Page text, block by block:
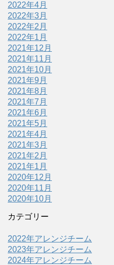
2022年4月
2022年3月
2022年2月
2022年1月
2021年12月
2021年11月
2021年10月
2021年9月
2021年8月
2021年7月
2021年6月
2021年5月
2021年4月
2021年3月
2021年2月
2021年1月
2020年12月
2020年11月
2020年10月
カテゴリー
2022年アレンジチーム
2023年アレンジチーム
2024年アレンジチーム